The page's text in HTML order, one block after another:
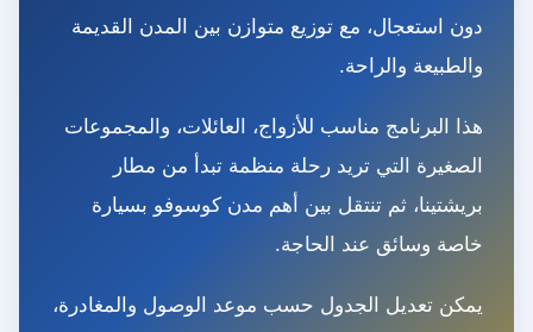
دون استعجال، مع توزيع متوازن بين المدن القديمة
والطبيعة والراحة.
هذا البرنامج مناسب للأزواج، العائلات، والمجموعات
الصغيرة التي تريد رحلة منظمة تبدأ من مطار
بريشتينا، ثم تنتقل بين أهم مدن كوسوفو بسيارة
خاصة وسائق عند الحاجة.
يمكن تعديل الجدول حسب موعد الوصول والمغادرة،